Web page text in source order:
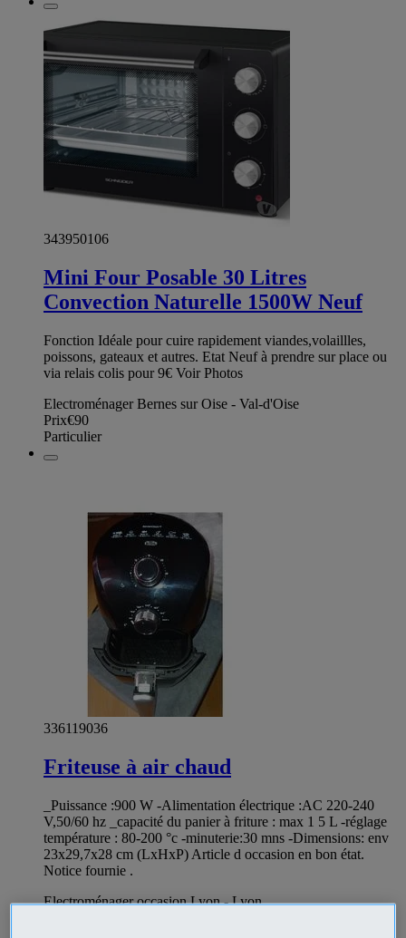
343950106
Mini Four Posable 30 Litres
Convection Naturelle 1500W Neuf
Fonction Idéale pour cuire rapidement viandes,volaillles,
poissons, gateaux et autres. Etat Neuf à prendre sur place ou
via relais colis pour 9€ Voir Photos
Electroménager Bernes sur Oise - Val-d'Oise
Prix€90
Particulier
336119036
Friteuse à air chaud
_Puissance :900 W -Alimentation électrique :AC 220-240
V,50/60 hz _capacité du panier à friture : max 1 5 L -réglage
température : 80-200 °c -minuterie:30 mns -Dimensions: env
23x29,7x28 cm (LxHxP) Article d occasion en bon état.
Notice fournie .
Electroménager occasion Lyon - Lyon